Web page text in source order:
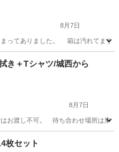
8月7日
ってありました。 箱は汚れてます
押入れ
き＋Tシャツ/城西から
8月7日
お渡し不可。 待ち合わせ場所は東
セット